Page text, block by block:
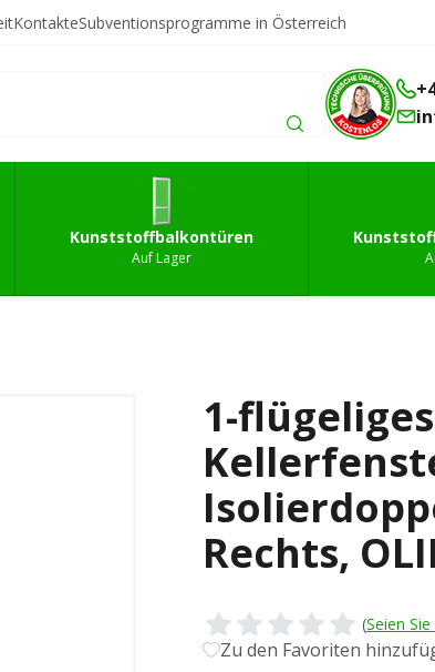
Kunststoffbalkontüren
KontakteSubventionsprogramme in Österreich
Kunststoffbalkontüren
Auf Lager
1-
Rechts,
(Seien
Zu den Favoriten